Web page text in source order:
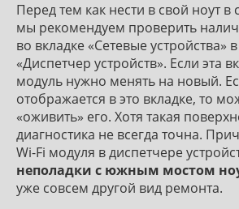
Перед тем как нести в свой ноут
мы рекомендуем проверить
во вкладке «Сетевые устройства»
«Диспетчер устройств». Если эта
модуль нужно менять на новый.
отображается в это вкладке, то
«оживить» его. Хотя такая
диагностика не всегда точна.
Wi-Fi модуля в диспетчере
неполадки с южным мостом
уже совсем другой вид ремонта.